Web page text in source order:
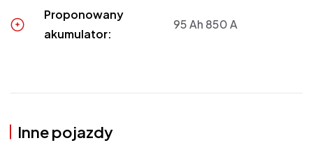
Proponowany
akumulator:
95 Ah 850 A
Inne pojazdy